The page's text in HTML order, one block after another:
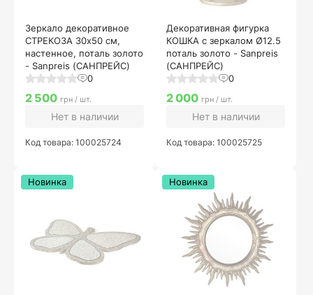
Зеркало декоративное
СТРЕКОЗА 30х50 см,
настенное, поталь золото
- Sanpreis (САНПРЕЙС)
0
2 500 грн / шт.
Нет в наличии
Код товара: 100025724
Декоративная фигурка
КОШКА с зеркалом Ø12.5
поталь золото - Sanpreis
(САНПРЕЙС)
0
2 000 грн / шт.
Нет в наличии
Код товара: 100025725
Новинка Новинка